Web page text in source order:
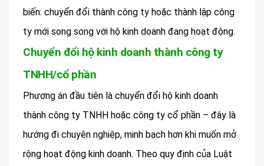
biến: chuyển đổi thành công ty hoặc thành lập công
ty mới song song với hộ kinh doanh đang hoạt động.
Chuyển đổi hộ kinh doanh thành công ty
TNHH/cổ phần
Phương án đầu tiên là chuyển đổi hộ kinh doanh
thành công ty TNHH hoặc công ty cổ phần – đây là
hướng đi chuyên nghiệp, minh bạch hơn khi muốn mở
rộng hoạt động kinh doanh. Theo quy định của Luật